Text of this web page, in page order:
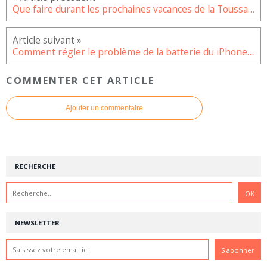
Que faire durant les prochaines vacances de la Toussaint ?
Comment régler le problème de la batterie du iPhone 5s qui se décharge rapidement ?
COMMENTER CET ARTICLE
Ajouter un commentaire
NEWSLETTER
RECHERCHE